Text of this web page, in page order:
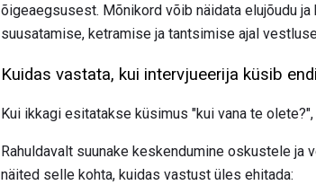
õigeaegsusest. Mõnikord võib näidata elujõudu
suusatamise, ketramise ja tantsimise ajal
Kuidas vastata, kui intervjueerija küsib
Kui ikkagi esitatakse küsimus "kui vana te
Rahuldavalt suunake keskendumine oskustele ja
näited selle kohta, kuidas vastust üles ehitada: